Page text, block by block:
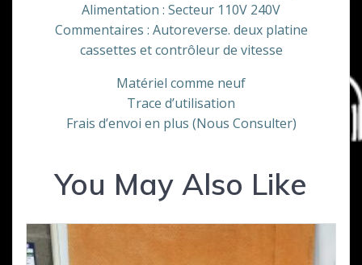
Alimentation : Secteur 110V 240V
Commentaires : Autoreverse. deux platine
cassettes et contrôleur de vitesse
Matériel comme neuf
Trace d’utilisation
Frais d’envoi en plus (Nous Consulter)
You May Also Like